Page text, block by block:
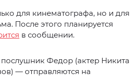
для кинематографа, но и для
После этого планируется
в сообщении.
Федор (актер Никита
— отправляются на